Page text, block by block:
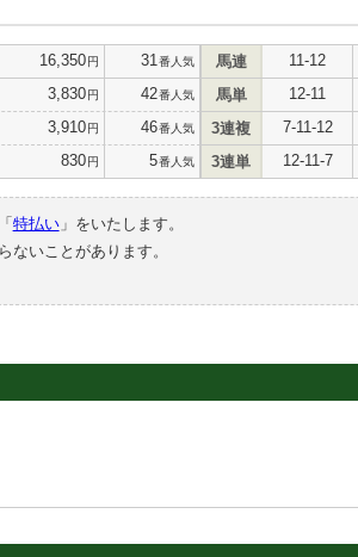
16,350円 31 番人気
3,830円 42番人気
3,910円 46番人気
830円 5番人気
馬連 11-12
馬単 12-11
3連複 7-11-12
3連単 12-11-7
特払い」をいたします。
ないことがあります。